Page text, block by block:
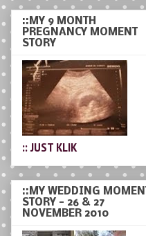
:: JUST KLIK
::MY WEDDING MOMENT
STORY - 26 & 27